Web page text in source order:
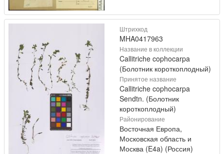
Штрихкод
MHA0417963
Название в коллекции
Callitriche cophocarpa
(Болотник короткоплодный)
Принятое название
Callitriche cophocarpa
Sendtn. (Болотник
короткоплодный)
Районирование
Восточная Европа,
Московская область и
Москва (E4a) (Россия)